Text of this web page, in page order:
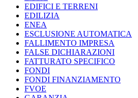
EDIFICI E TERRENI
EDILIZIA
ENEA
ESCLUSIONE AUTOMATICA
FALLIMENTO IMPRESA
FALSE DICHIARAZIONI
FATTURATO SPECIFICO
FONDI
FONDI FINANZIAMENTO
FVOE